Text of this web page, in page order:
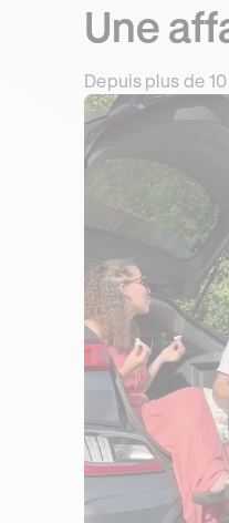
Une
Depuis plus de